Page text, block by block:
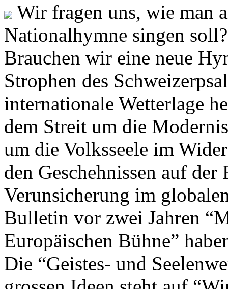
Wir fragen uns, wie man
Nationalhymne singen
Brauchen wir eine neue
Strophen des
internationale Wetterlage
dem Streit um die
um die Volksseele im
den Geschehnissen auf
Verunsicherung im
Bulletin vor zwei Jahren
Europäischen Bühne”
Die “Geistes- und